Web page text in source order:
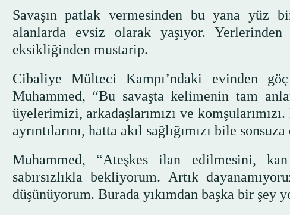
Savaşın patlak vermesinden bu yana yüz
alanlarda evsiz olarak yaşıyor.
eksikliğinden mustarip.
Cibaliye Mülteci Kampı’ndaki evinden
Muhammed, “Bu savaşta kelimenin tam
üyelerimizi, arkadaşlarımızı ve
ayrıntılarını, hatta akıl sağlığımızı bile
Muhammed, “Ateşkes ilan edilmesini,
sabırsızlıkla bekliyorum. Artık
düşünüyorum. Burada yıkımdan başka bir şey